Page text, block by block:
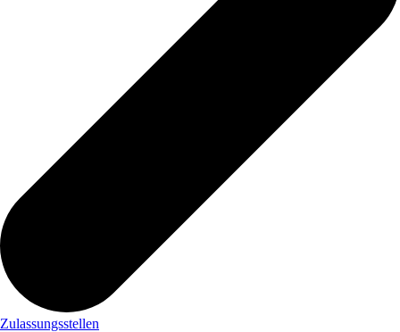
Zulassungsstellen